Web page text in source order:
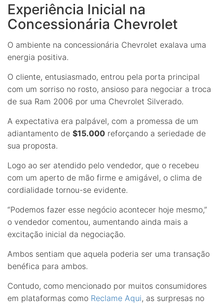
Experiência Inicial na
Concessionária Chevrolet
O ambiente na concessionária Chevrolet exalava uma
energia positiva.
O cliente, entusiasmado, entrou pela porta principal
com um sorriso no rosto, ansioso para negociar a troca
de sua Ram 2006 por uma Chevrolet Silverado.
A expectativa era palpável, com a promessa de um
adiantamento de $15.000 reforçando a seriedade de
sua proposta.
Logo ao ser atendido pelo vendedor, que o recebeu
com um aperto de mão firme e amigável, o clima de
cordialidade tornou-se evidente.
“Podemos fazer esse negócio acontecer hoje mesmo,”
o vendedor comentou, aumentando ainda mais a
excitação inicial da negociação.
Ambos sentiam que aquela poderia ser uma transação
benéfica para ambos.
Contudo, como mencionado por muitos consumidores
em plataformas como Reclame Aqui, as surpresas no